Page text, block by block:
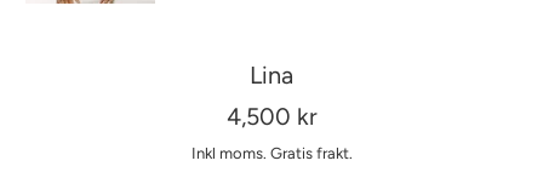
Lina
Ordinarie
4,500 kr
Inkl moms. Gratis frakt.